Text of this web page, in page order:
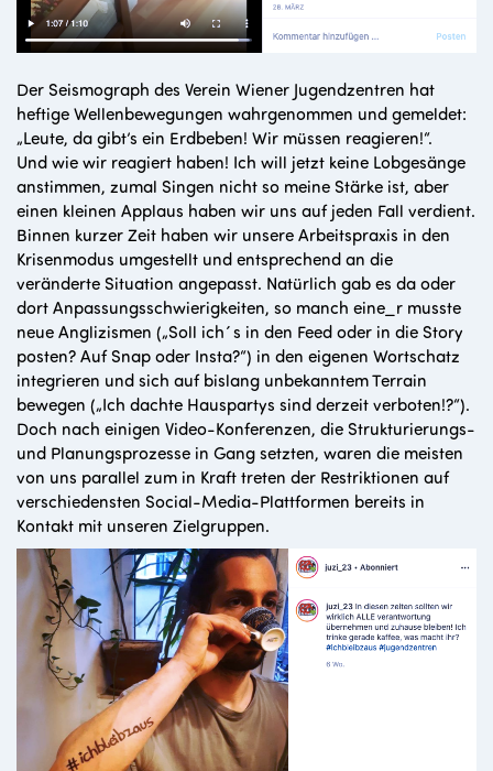
Der Seismograph des Verein Wiener Jugendzentren hat
heftige Wellenbewegungen wahrgenommen und gemeldet:
„Leute, da gibt’s ein Erdbeben! Wir müssen reagieren!“.
Und wie wir reagiert haben! Ich will jetzt keine Lobgesänge
anstimmen, zumal Singen nicht so meine Stärke ist, aber
einen kleinen Applaus haben wir uns auf jeden Fall verdient.
Binnen kurzer Zeit haben wir unsere Arbeitspraxis in den
Krisenmodus umgestellt und entsprechend an die
veränderte Situation angepasst. Natürlich gab es da oder
dort Anpassungsschwierigkeiten, so manch eine_r musste
neue Anglizismen („Soll ich´s in den Feed oder in die Story
posten? Auf Snap oder Insta?“) in den eigenen Wortschatz
integrieren und sich auf bislang unbekanntem Terrain
bewegen („Ich dachte Hauspartys sind derzeit verboten!?“).
Doch nach einigen Video-Konferenzen, die Strukturierungs-
und Planungsprozesse in Gang setzten, waren die meisten
von uns parallel zum in Kraft treten der Restriktionen auf
verschiedensten Social-Media-Plattformen bereits in
Kontakt mit unseren Zielgruppen.